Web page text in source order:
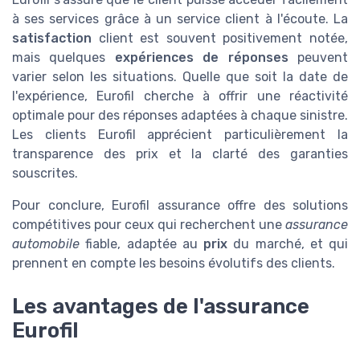
à ses services grâce à un service client à l'écoute. La
satisfaction client est souvent positivement notée,
mais quelques expériences de réponses peuvent
varier selon les situations. Quelle que soit la date de
l'expérience, Eurofil cherche à offrir une réactivité
optimale pour des réponses adaptées à chaque sinistre.
Les clients Eurofil apprécient particulièrement la
transparence des prix et la clarté des garanties
souscrites.
Pour conclure, Eurofil assurance offre des solutions
compétitives pour ceux qui recherchent une assurance
automobile fiable, adaptée au prix du marché, et qui
prennent en compte les besoins évolutifs des clients.
Les avantages de l'assurance
Eurofil